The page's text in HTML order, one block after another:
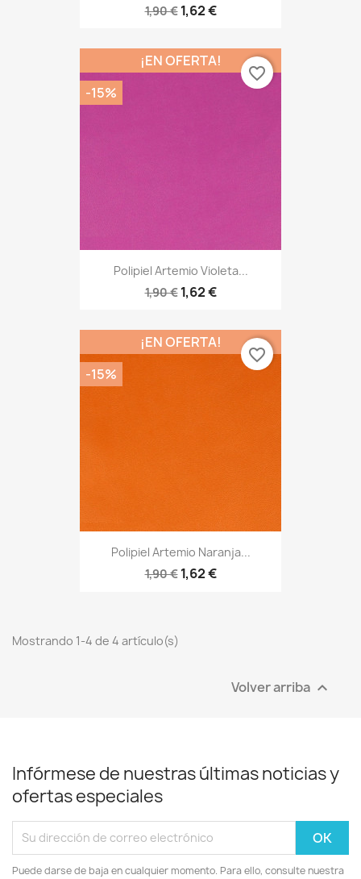
1,90 € 1,62 €
Polipiel Artemio Violeta...
1,90 € 1,62 €
¡EN OFERTA!
-15%
favorite_border
Polipiel Artemio Naranja...
1,90 € 1,62 €
¡EN OFERTA!
-15%
favorite_border
Mostrando 1-4 de 4 artículo(s)
Volver arriba 
Infórmese de nuestras últimas noticias y
ofertas especiales
Puede darse de baja en cualquier momento. Para ello, consulte nuestra